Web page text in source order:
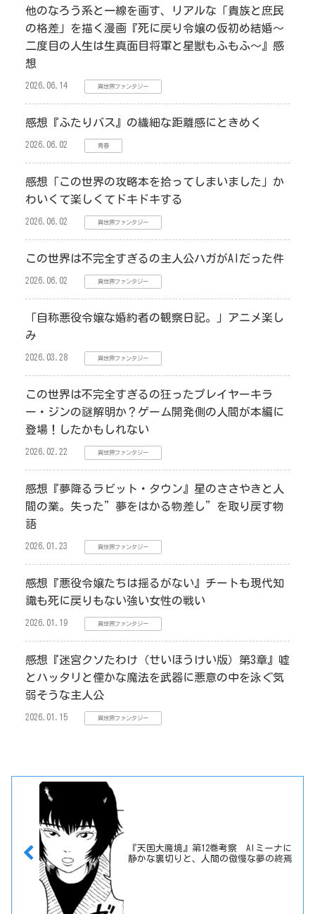
他のなろう系と一線を画す、リアルな「貴族と庶民
の格差」を描く漫画『死に戻り令嬢の仮初め結婚～
二度目の人生は生真面目将軍と星獣もふもふ～』感
想
2026.06.14 異世界ファンタジー
感想『ふたりバス』の繊細な距離感にときめく
2026.06.02 青春
感想「この世界の攻略本を拾ってしまいました」か
わいくて楽しくてドキドキする
2026.06.02 異世界ファンタジー
この世界は不完全すぎるの主人公ハガがAIだった件
2026.06.02 異世界ファンタジー
「自称悪役令嬢な婚約者の観察日記。」アニメ楽し
み
2026.03.28 異世界ファンタジー
この世界は不完全すぎるの狂ったプレイヤーキラ
ー・ジンの謎解明か？ゲーム開発側の人間が本編に
登場！したかもしれない
2026.02.22 異世界ファンタジー
感想『夢降るラビット・タウン』星のささやきと人
間の業。失った”夢をはかる物差し”を取り戻す物
語
2026.01.23 異世界ファンタジー
感想『悪役令嬢たちは揺るがない』チートも現代知
識も死に戻りもない強い女性の戦い
2026.01.19 異世界ファンタジー
感想『迷宮クソたわけ（せいほうけい版）第3章』嘘
とハッタリと僅かな魔法を武器に悪意の中を泳ぐ気
弱そうな主人公
2026.01.15 異世界ファンタジー
『天国大魔境』第12巻考察 AIミーナに
静かな裏切りと、人間の傲慢な夢の終焉